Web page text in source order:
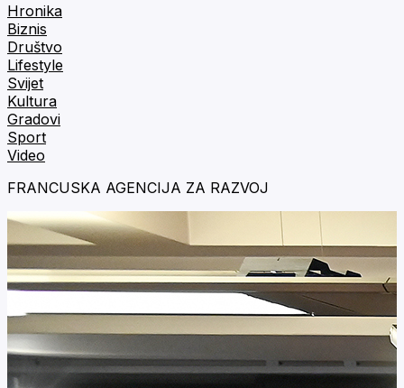
Hronika
Biznis
Društvo
Lifestyle
Svijet
Kultura
Gradovi
Sport
Video
FRANCUSKA AGENCIJA ZA RAZVOJ